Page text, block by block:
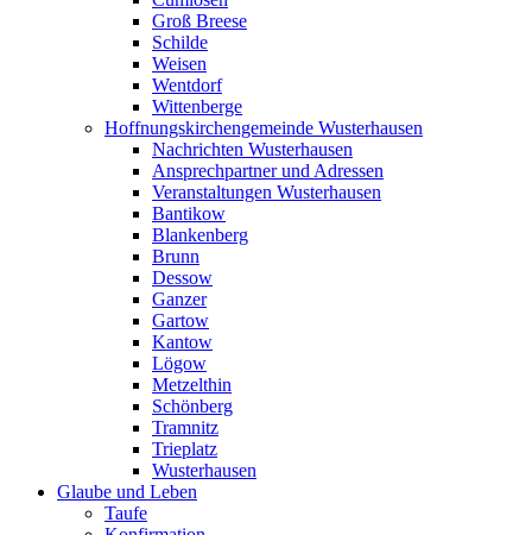
Groß Breese
Schilde
Weisen
Wentdorf
Wittenberge
Hoffnungskirchengemeinde Wusterhausen
Nachrichten Wusterhausen
Ansprechpartner und Adressen
Veranstaltungen Wusterhausen
Bantikow
Blankenberg
Brunn
Dessow
Ganzer
Gartow
Kantow
Lögow
Metzelthin
Schönberg
Tramnitz
Trieplatz
Wusterhausen
Glaube und Leben
Taufe